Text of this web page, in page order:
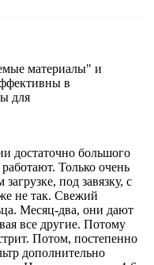
материалы" и
в
для
достаточно большого
Только очень
под завязку, с
не так. Свежий
Месяц-два, они дают
все другие. Потому
Потом, постепенно
дополнительно